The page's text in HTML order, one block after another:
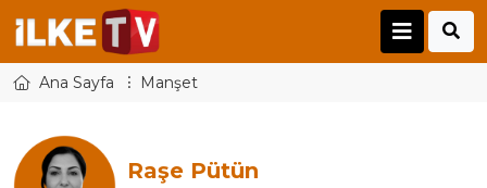
Ana Sayfa Manşet
Raşe Pütün